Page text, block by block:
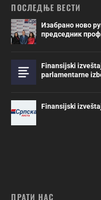
ПОСЛЕДЊЕ ВЕСТИ
Изабрано ново
председник
Finansijski
parlamentarne
Finansijski
ПРАТИ НАС